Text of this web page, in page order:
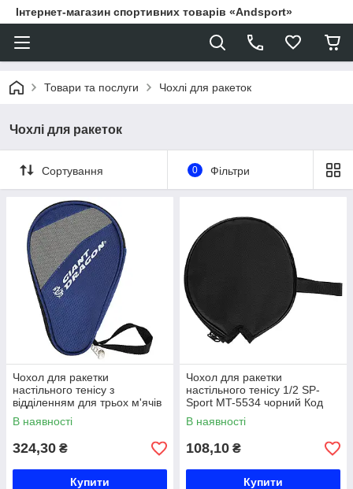
Інтернет-магазин спортивних товарів «Andsport»
Товари та послуги Чохлі для ракеток
Чохлі для ракеток
Сортування 0 Фільтри
Чохол для ракетки
настільного тенісу з
відділенням для трьох м'ячів
GIANT DRAGON MT-6549
кольори в асортименті Код
В наявності
324,30 ₴
Купити
Чохол для ракетки
настільного тенісу 1/2 SP-
Sport MT-5534 чорний Код
MT-5534
В наявності
108,10 ₴
Купити